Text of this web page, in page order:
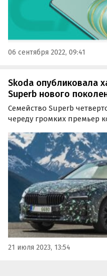
06 сентября 2022, 09:41
Skoda опубликовала
Superb нового
Семейство Superb
череду громких премьер
сентябре в версиях
«Автоновости дня».
21 июля 2023, 13:54